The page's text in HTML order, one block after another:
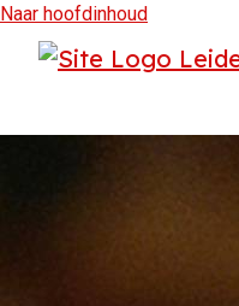
Naar hoofdinhoud